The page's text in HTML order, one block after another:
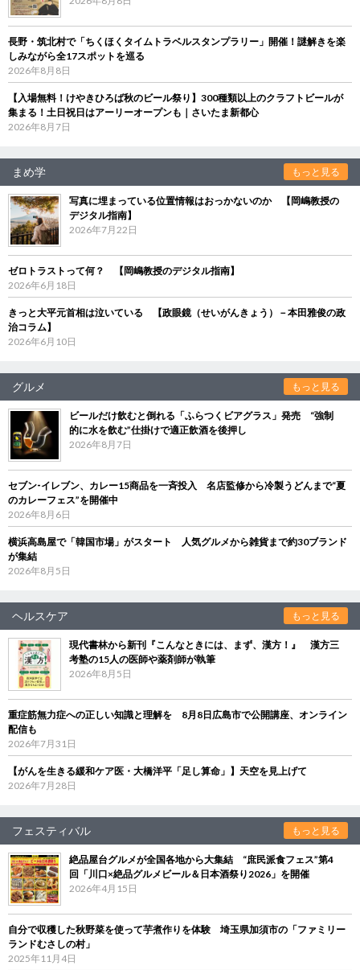
長野・筑北村で「ちくほくタイムトラベルスタンプラリー」開催！謎解きを楽
しみながら全17スポットを巡る
2026年8月8日
【入場無料！けやきひろば秋のビール祭り】300種類以上のクラフトビールが
集まる！土日祝日はアーリーオープンも｜さいたま新都心
2026年8月7日
まめ学 もっと見る
写真に埋まっている位置情報はおっかないのか 【岡嶋教授の
デジタル指南】
2026年7月22日
ゼロトラストって何？ 【岡嶋教授のデジタル指南】
2026年6月18日
きっと大平元首相は泣いている 【政眼鏡（せいがんきょう）－本田雅俊の政
治コラム】
2026年6月10日
グルメ もっと見る
ビールだけ飲むと倒れる「ふらつくビアグラス」発売 “強制
的に水を飲む”仕掛けで適正飲酒を後押し
2026年8月7日
セブン‐イレブン、カレー15商品を一斉投入 名店監修から冷製うどんまで“夏
のカレーフェス”を開催中
2026年8月6日
横浜高島屋で「韓国市場」がスタート 人気グルメから雑貨まで約30ブランド
が集結
2026年8月5日
ヘルスケア もっと見る
現代書林から新刊『こんなときには、まず、漢方！』 漢方三
考塾の15人の医師や薬剤師が執筆
2026年8月5日
重症筋無力症への正しい知識と理解を 8月8日広島市で公開講座、オンライン
配信も
2026年7月31日
【がんを生きる緩和ケア医・大橋洋平「足し算命」】天空を見上げて
2026年7月28日
フェスティバル もっと見る
絶品屋台グルメが全国各地から大集結 “庶民派食フェス”第4
回「川口×絶品グルメビール＆日本酒祭り2026」を開催
2026年4月15日
自分で収穫した秋野菜を使って芋煮作りを体験 埼玉県加須市の「ファミリー
ランドむさしの村」
2025年11月4日